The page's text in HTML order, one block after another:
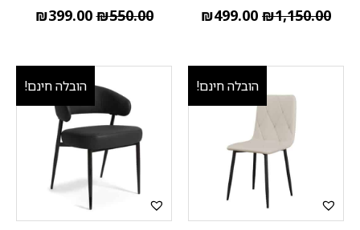
₪1,150.00
₪499.00
₪550.00
₪399.00
הובלה חינם! הובלה חינם!